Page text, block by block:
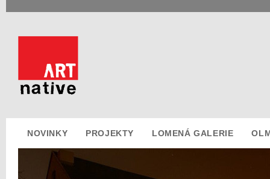
NOVINKY PROJEKTY LOMENÁ GALERIE